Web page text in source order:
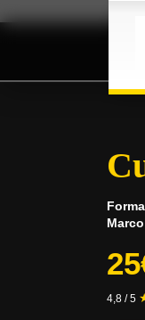
4,8 / 5